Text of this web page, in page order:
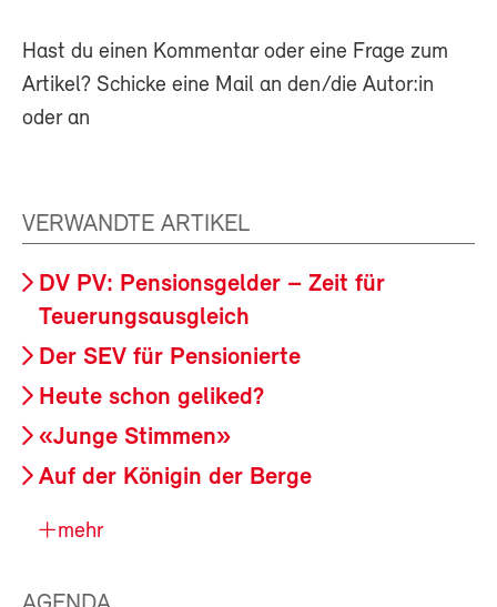
Hast du einen Kommentar oder eine Frage zum
Artikel? Schicke eine Mail an den/die Autor:in
oder an
VERWANDTE ARTIKEL
DV PV: Pensionsgelder – Zeit für
Teuerungsausgleich
Der SEV für Pensionierte
Heute schon geliked?
«Junge Stimmen»
Auf der Königin der Berge
mehr